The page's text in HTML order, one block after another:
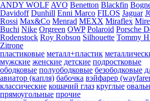
ANDY WOLF AVO Benetton Blackfin
Davidoff Dunhill Enni Marco FILOS Jaguar
Rossi Max&Co Menrad MEXX Miraflex
Buchi Nike Orgreen OWP Polaroid Porsche
Rodenstock Roy Robson Silhouette Tommy
Zitrone
пластиковые металл+пластик
мужские женские детские подростковые
ободковые полуободковые безободковые
авиатор (капля) бабочка вэйфарер
классические кошачий глаз круглые
прямоугольные прочие